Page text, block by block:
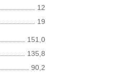
12
19
151,0
135,8
90,2